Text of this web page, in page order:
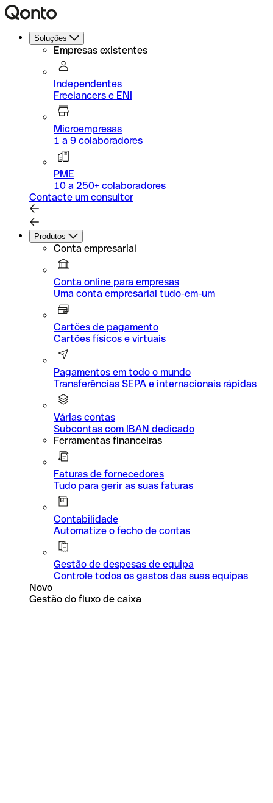
Soluções
Empresas existentes
Independentes
Freelancers e ENI
Microempresas
1 a 9 colaboradores
PME
10 a 250+ colaboradores
Contacte um consultor
Produtos
Conta empresarial
Conta online para empresas
Uma conta empresarial tudo-em-um
Cartões de pagamento
Cartões físicos e virtuais
Pagamentos em todo o mundo
Transferências SEPA e internacionais rápidas
Várias contas
Subcontas com IBAN dedicado
Ferramentas financeiras
Faturas de fornecedores
Tudo para gerir as suas faturas
Contabilidade
Automatize o fecho de contas
Gestão de despesas de equipa
Controle todos os gastos das suas equipas
Novo
Gestão do fluxo de caixa